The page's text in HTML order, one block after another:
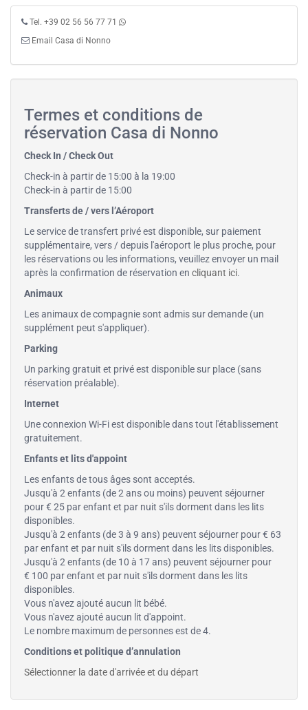
Tel. +39 02 56 56 77 71
Email Casa di Nonno
Termes et conditions de
réservation Casa di Nonno
Check In / Check Out
Check-in à partir de 15:00 à la 19:00
Check-in à partir de 15:00
Transferts de / vers l’Aéroport
Le service de transfert privé est disponible, sur paiement
supplémentaire, vers / depuis l'aéroport le plus proche, pour
les réservations ou les informations, veuillez envoyer un mail
après la confirmation de réservation en cliquant ici.
Animaux
Les animaux de compagnie sont admis sur demande (un
supplément peut s'appliquer).
Parking
Un parking gratuit et privé est disponible sur place (sans
réservation préalable).
Internet
Une connexion Wi-Fi est disponible dans tout l'établissement
gratuitement.
Enfants et lits d'appoint
Les enfants de tous âges sont acceptés.
Jusqu'à 2 enfants (de 2 ans ou moins) peuvent séjourner
pour € 25 par enfant et par nuit s'ils dorment dans les lits
disponibles.
Jusqu'à 2 enfants (de 3 à 9 ans) peuvent séjourner pour € 63
par enfant et par nuit s'ils dorment dans les lits disponibles.
Jusqu'à 2 enfants (de 10 à 17 ans) peuvent séjourner pour
€ 100 par enfant et par nuit s'ils dorment dans les lits
disponibles.
Vous n'avez ajouté aucun lit bébé.
Vous n'avez ajouté aucun lit d'appoint.
Le nombre maximum de personnes est de 4.
Conditions et politique d’annulation
Sélectionner la date d'arrivée et du départ